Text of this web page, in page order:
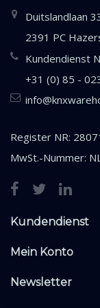
Duitslandlaan
2391 PC
Kundendienst
+31 (0) 85 -
Register NR:
MwSt.-Nummer:
Kundendienst
Mein Konto
Newsletter